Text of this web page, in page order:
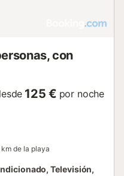
con
125 € por noche
km de la playa
Televisión,